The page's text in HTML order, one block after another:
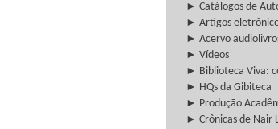
► Catálogos de
► Artigos
► Acervo
► Vídeos
► Biblioteca Viva:
► HQs da Gibiteca
► Produção
► Crônicas de Nair